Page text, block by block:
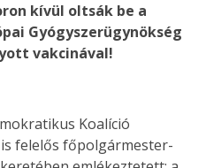
kívül oltsák be a
Gyógyszerügynökség
vakcinával!
Koalíció
felelős főpolgármester-